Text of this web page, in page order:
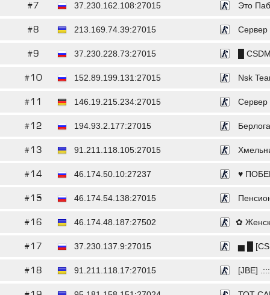
#7 37.230.162.108:27015 Это
#8 213.169.74.39:27015 Сервер
#9 37.230.228.73:27015 █
#10 152.89.199.131:27015 Nsk
#11 146.19.215.234:27015 Сервер
#12 194.93.2.177:27015
#13 91.211.118.105:27015
#14 46.174.50.10:27237 ♥
#15 46.174.54.138:27015
#16 46.174.48.187:27502 ​✿
#17 37.230.137.9:27015 ▅ █
#18 91.211.118.17:27015 [JBE]